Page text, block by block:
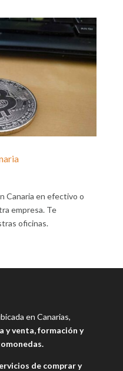
Canaria en efectivo o
empresa. Te
oficinas.
en Canarias,
y venta, formación y
de comprar y